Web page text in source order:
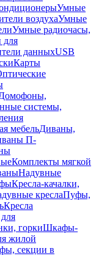
Умные
воздухаУмные
Умные радиочасы,
для
данныхUSB
Карты
системы,
мебельДиваны,
П-
Комплекты мягкой
Надувные
Кресла-качалки,
креслаПуфы,
Кресла
горкиШкафы-
жилой
секции в